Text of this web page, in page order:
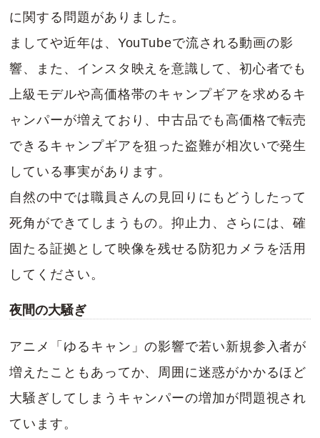
に関する問題がありました。
ましてや近年は、YouTubeで流される動画の影
響、また、インスタ映えを意識して、初心者でも
上級モデルや高価格帯のキャンプギアを求めるキ
ャンパーが増えており、中古品でも高価格で転売
できるキャンプギアを狙った盗難が相次いで発生
している事実があります。
自然の中では職員さんの見回りにもどうしたって
死角ができてしまうもの。抑止力、さらには、確
固たる証拠として映像を残せる防犯カメラを活用
してください。
夜間の大騒ぎ
アニメ「ゆるキャン」の影響で若い新規参入者が
増えたこともあってか、周囲に迷惑がかかるほど
大騒ぎしてしまうキャンパーの増加が問題視され
ています。